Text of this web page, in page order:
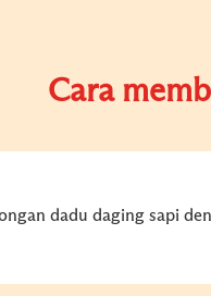
Cara
dadu daging sapi